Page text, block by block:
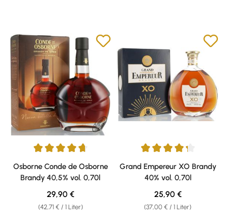
Durchschnittliche Bewertung von 4.86 von 5 Sternen
Osborne Conde de Osborne
Brandy 40,5% vol. 0,70l
(42,71 € / 1 Liter)
Regulärer Preis:
29,90 €
Durchschnittliche Bewertung
Grand Empereur XO Brandy
40% vol. 0,70l
(37,00 € / 1 Liter)
Regulärer Preis:
25,90 €